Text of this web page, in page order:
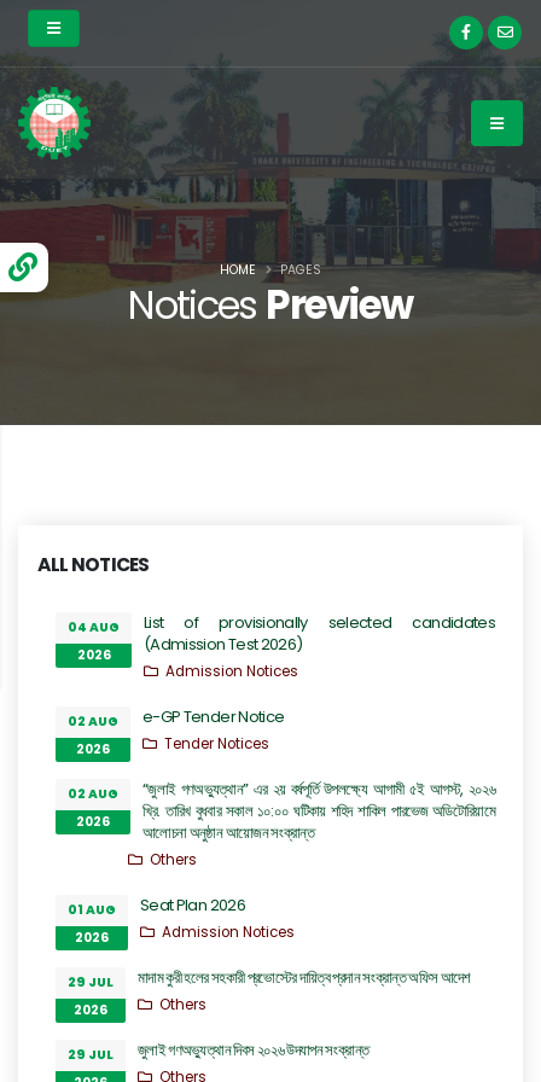
Notices Preview
HOME PAGES
ALL NOTICES
04 AUG
2026
List of provisionally selected candidates
(Admission Test 2026)
Admission Notices
02 AUG
2026
e-GP Tender Notice
Tender Notices
02 AUG
2026
“জুলাই গণঅভ্যুত্থান” এর ২য় বর্ষপূর্তি উপলক্ষ্যে আগামী ৫ই আগস্ট, ২০২৬
খ্রি. তারিখ বুধবার সকাল ১০:০০ ঘটিকায় শহিদ শাকিল পারভেজ অডিটোরিয়ামে
আলোচনা অনুষ্ঠান আয়োজন সংক্রান্ত
Others
01 AUG
2026
Seat Plan 2026
Admission Notices
29 JUL
2026
মাদাম কুরী হলের সহকারী প্রভোস্টের দায়িত্ব প্রদান সংক্রান্ত অফিস আদেশ
Others
29 JUL
জুলাই গণঅভ্যুত্থান দিবস ২০২৬ উদযাপন সংক্রান্ত
Others